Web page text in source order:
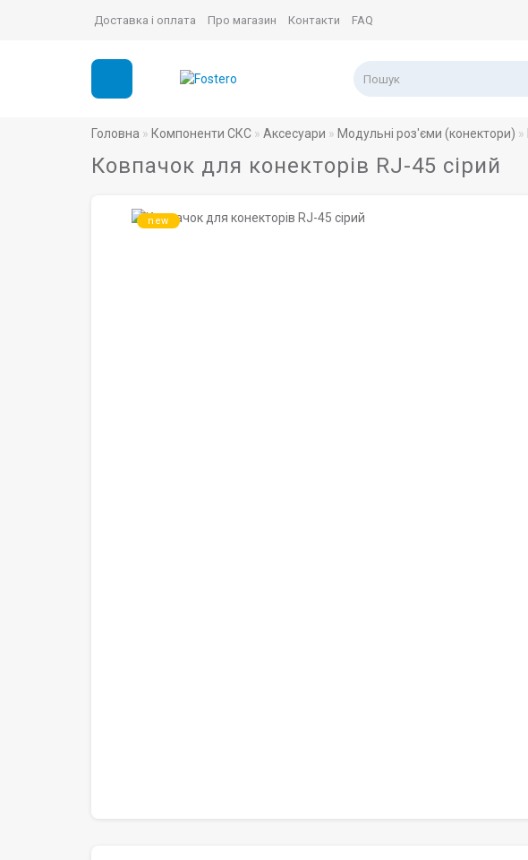
Доставка і оплата Про магазин Контакти FAQ
Головна Компоненти СКС Аксесуари Модульні роз'єми (конектори)
Ковпачок для конекторів RJ-45 сірий
new